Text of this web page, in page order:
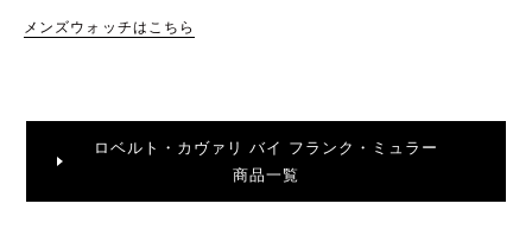
メンズウォッチはこちら
ロベルト・カヴァリ バイ フランク・ミュラー
商品一覧